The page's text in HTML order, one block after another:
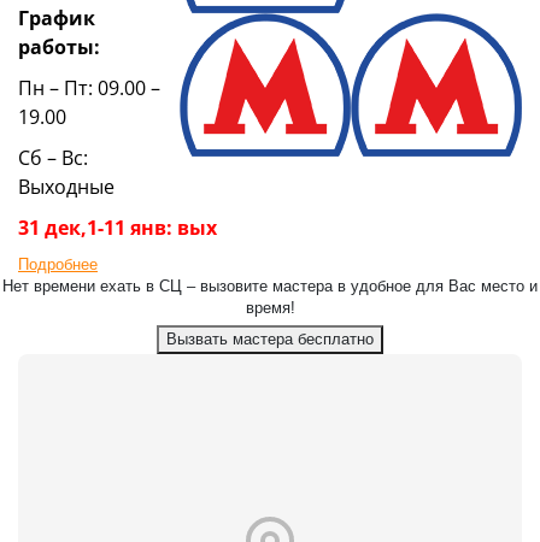
График
работы:
Пн – Пт: 09.00 –
19.00
Сб – Вс:
Выходные
31 дек,1-11 янв: вых
Подробнее
Нет времени ехать в СЦ – вызовите мастера в удобное для Вас место и
время!
Вызвать мастера бесплатно